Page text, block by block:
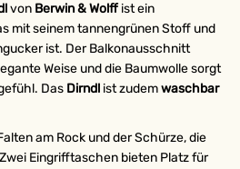
von Berwin & Wolff ist ein
mit seinem tannengrünen Stoff und
ist. Der Balkonausschnitt
Weise und die Baumwolle sorgt
Das Dirndl ist zudemwaschbar
am Rock und der Schürze, die
Eingrifftaschen bieten Platz für